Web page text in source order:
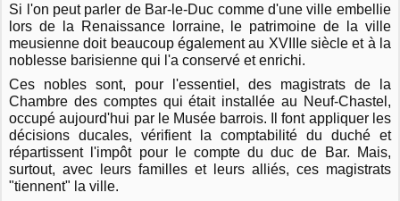
Si l'on peut parler de Bar-le-Duc comme d'une ville embellie
lors de la Renaissance lorraine, le patrimoine de la ville
meusienne doit beaucoup également au XVIIIe siècle et à la
noblesse barisienne qui l'a conservé et enrichi.
Ces nobles sont, pour l'essentiel, des magistrats de la
Chambre des comptes qui était installée au Neuf-Chastel,
occupé aujourd'hui par le Musée barrois. Il font appliquer les
décisions ducales, vérifient la comptabilité du duché et
répartissent l'impôt pour le compte du duc de Bar. Mais,
surtout, avec leurs familles et leurs alliés, ces magistrats
"tiennent" la ville.